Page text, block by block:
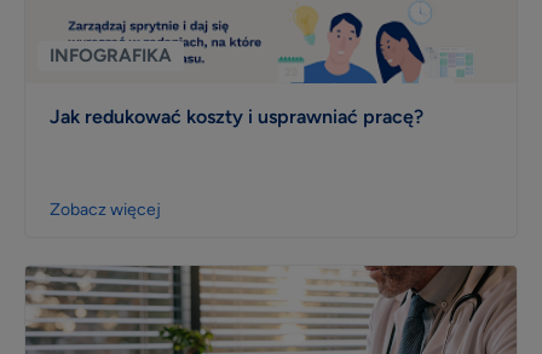
INFOGRAFIKA
Jak redukować koszty i usprawniać pracę?
Zobacz więcej